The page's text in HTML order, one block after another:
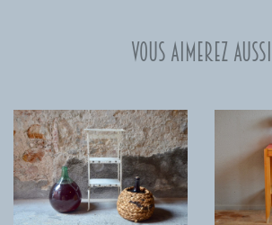
Vous aimerez aussi